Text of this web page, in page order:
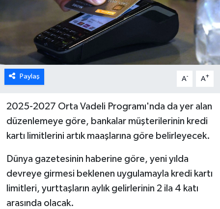
Paylaş A- A+
2025-2027 Orta Vadeli Programı'nda da yer alan
düzenlemeye göre, bankalar müşterilerinin kredi
kartı limitlerini artık maaşlarına göre belirleyecek.
Dünya gazetesinin haberine göre, yeni yılda
devreye girmesi beklenen uygulamayla kredi kartı
limitleri, yurttaşların aylık gelirlerinin 2 ila 4 katı
arasında olacak.
RESMİ REKLAM